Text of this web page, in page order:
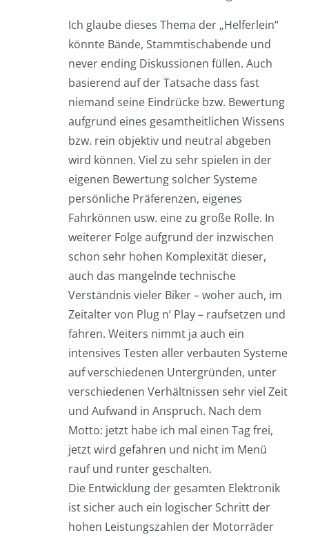
Ich glaube dieses Thema der „Helferlein“
könnte Bände, Stammtischabende und
never ending Diskussionen füllen. Auch
basierend auf der Tatsache dass fast
niemand seine Eindrücke bzw. Bewertung
aufgrund eines gesamtheitlichen Wissens
bzw. rein objektiv und neutral abgeben
wird können. Viel zu sehr spielen in der
eigenen Bewertung solcher Systeme
persönliche Präferenzen, eigenes
Fahrkönnen usw. eine zu große Rolle. In
weiterer Folge aufgrund der inzwischen
schon sehr hohen Komplexität dieser,
auch das mangelnde technische
Verständnis vieler Biker – woher auch, im
Zeitalter von Plug n‘ Play – raufsetzen und
fahren. Weiters nimmt ja auch ein
intensives Testen aller verbauten Systeme
auf verschiedenen Untergründen, unter
verschiedenen Verhältnissen sehr viel Zeit
und Aufwand in Anspruch. Nach dem
Motto: jetzt habe ich mal einen Tag frei,
jetzt wird gefahren und nicht im Menü
rauf und runter geschalten.
Die Entwicklung der gesamten Elektronik
ist sicher auch ein logischer Schritt der
hohen Leistungszahlen der Motorräder